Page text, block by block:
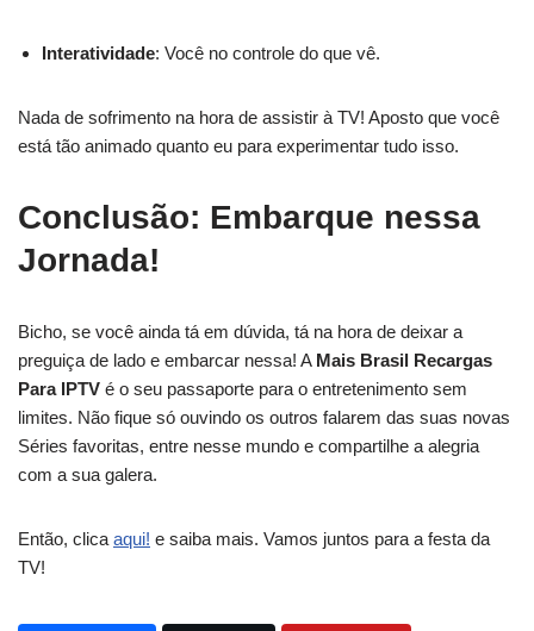
Interatividade: Você no controle do que vê.
Nada de sofrimento na hora de assistir à TV! Aposto que você
está tão animado quanto eu para experimentar tudo isso.
Conclusão: Embarque nessa
Jornada!
Bicho, se você ainda tá em dúvida, tá na hora de deixar a
preguiça de lado e embarcar nessa! A Mais Brasil Recargas
Para IPTV é o seu passaporte para o entretenimento sem
limites. Não fique só ouvindo os outros falarem das suas novas
Séries favoritas, entre nesse mundo e compartilhe a alegria
com a sua galera.
Então, clica aqui! e saiba mais. Vamos juntos para a festa da
TV!